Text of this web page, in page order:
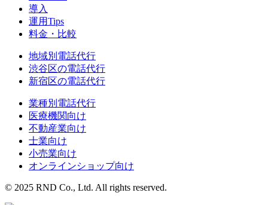
導入
運用Tips
料金・比較
地域別電話代行
渋谷区の電話代行
新宿区の電話代行
業種別電話代行
医療機関向け
不動産業向け
士業向け
小売業向け
オンラインショップ向け
© 2025 RND Co., Ltd. All rights reserved.